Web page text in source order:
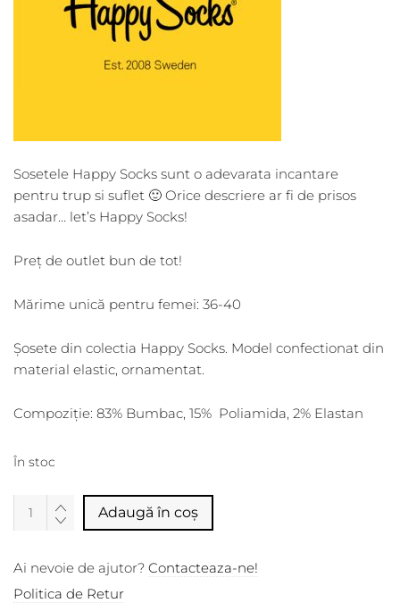
Sosetele Happy Socks sunt o adevarata incantare
pentru trup si suflet 🙂 Orice descriere ar fi de prisos
asadar… let’s Happy Socks!
Preț de outlet bun de tot!
Mărime unică pentru femei: 36-40
Șosete din colectia Happy Socks. Model confectionat din
material elastic, ornamentat.
Compoziție: 83% Bumbac, 15% Poliamida, 2% Elastan
În stoc
Adaugă în coș
Ai nevoie de ajutor? Contacteaza-ne!
Politica de Retur